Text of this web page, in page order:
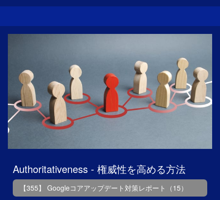
Authoritativeness - 権威性を高める方法
【355】 Googleコアアップデート対策レポート（15）